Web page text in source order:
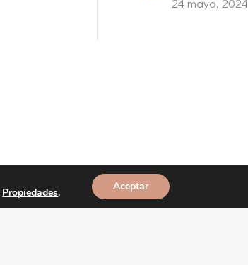
Desarrollado por
Propiedades. Aceptar